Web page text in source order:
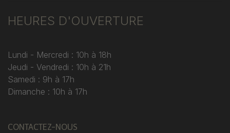
HEURES D'OUVERTURE
Lundi - Mercredi : 10h à 18h
Jeudi - Vendredi : 10h à 21h
Samedi : 9h à 17h
Dimanche : 10h à 17h
CONTACTEZ-NOUS